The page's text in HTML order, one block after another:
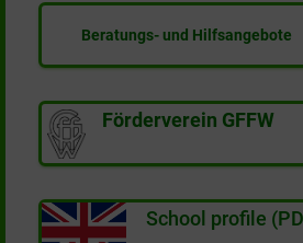
Beratungs- und Hilfsangebote
Förderverein GFFW
School profile